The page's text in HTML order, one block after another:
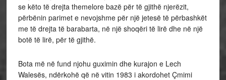
se këto të drejta themelore bazë për të gjithë njerëzit,
përbënin parimet e nevojshme për një jetesë të përbashkët
me të drejta të barabarta, në një shoqëri të lirë dhe në një
botë të lirë, për të gjithë.
Bota më në fund njohu guximin dhe kurajon e Lech
Walesës, ndërkohë që në vitin 1983 i akordohet Çmimi